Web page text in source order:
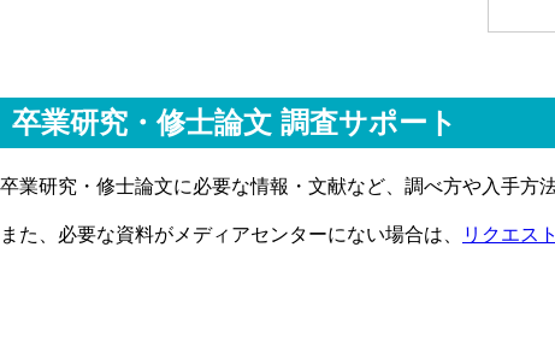
卒業研究・修士論文 調査サポート
卒業研究・修士論文に必要な情報・文献など、調べ方や入手方
また、必要な資料がメディアセンターにない場合は、 リクエス